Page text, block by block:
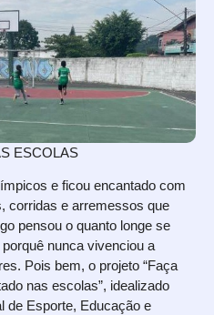
ESCOLAS
e ficou encantado com
corridas e arremessos que
pensou o quanto longe se
nunca vivenciou a
Pois bem, o projeto “Faça
nas escolas”, idealizado
de Esporte, Educação e